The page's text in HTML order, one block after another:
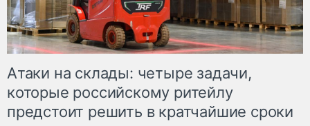
Атаки на склады: четыре задачи,
которые российскому ритейлу
предстоит решить в кратчайшие сроки